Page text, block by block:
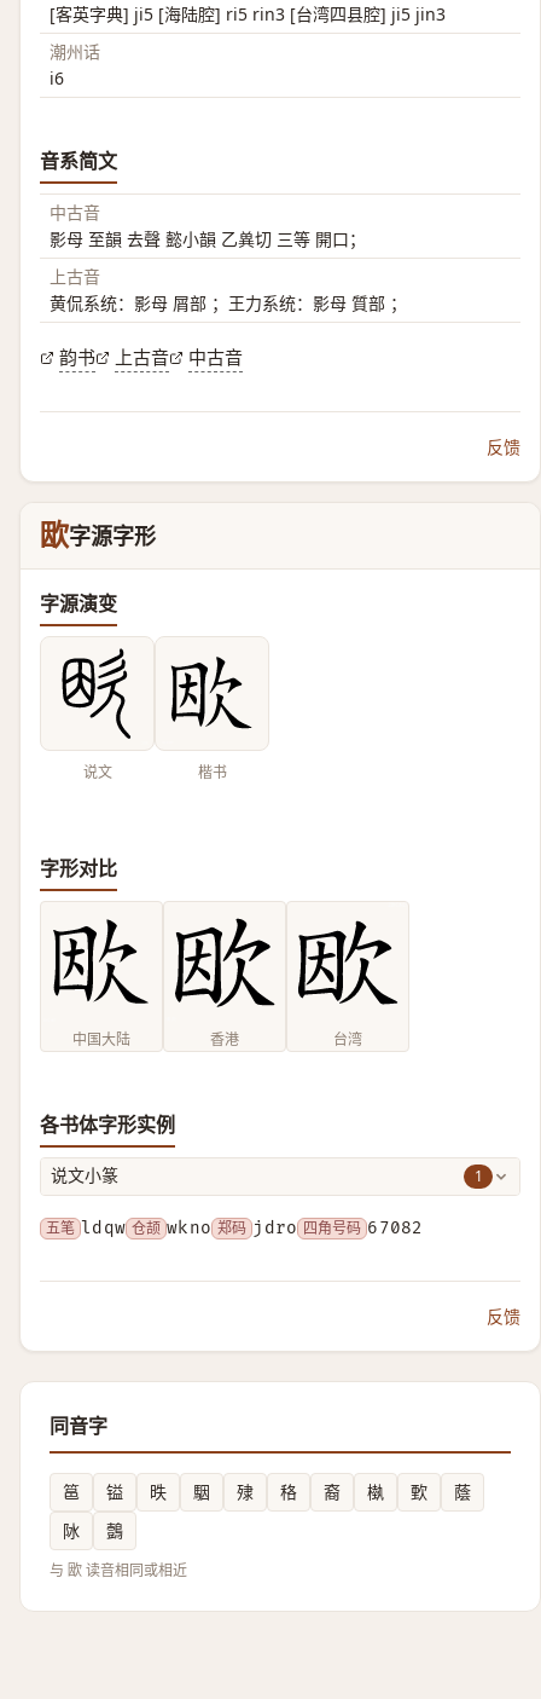
[客英字典] ji5 [海陆腔] ri5 rin3 [台湾四县腔] ji5 jin3
潮州话
i6
音系简文
中古音
影母 至韻 去聲 懿小韻 乙兾切 三等 開口；
上古音
黄侃系统：影母 屑部 ；王力系统：影母 質部 ；
韵书 上古音 中古音
反馈
欭字源字形
字源演变
说文 楷书
字形对比
中国大陆 香港 台湾
各书体字形实例
说文小篆 1
五笔 ldqw 仓颉 wkno 郑码 jdro 四角号码 67082
反馈
同音字
䇼 镒 昳 駰 殔 䅂 裔 槸 歅
蔭
阥
鷧
与 欭 读音相同或相近